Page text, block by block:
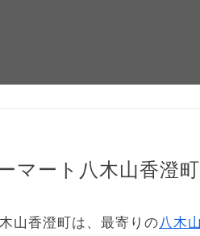
マート八木山香澄町
山香澄町は、最寄りの八木